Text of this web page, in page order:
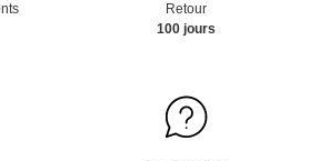
Retour
100 jours